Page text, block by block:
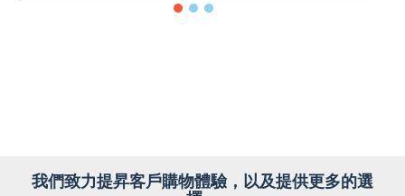
我們致力提昇客戶購物體驗，以及提供更多的選